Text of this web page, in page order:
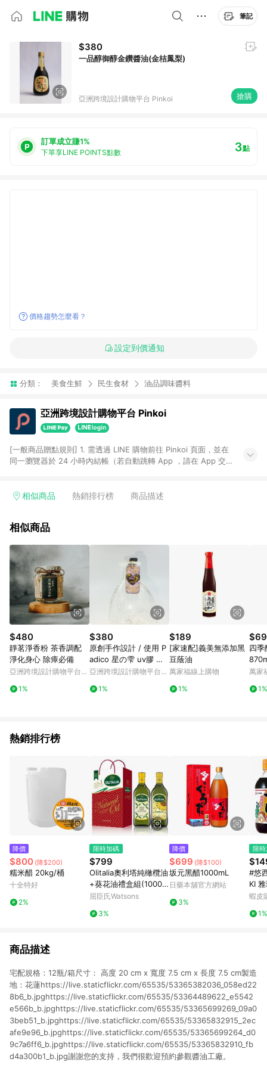
筆記
$380
一品醇御醇金鑽醬油(金桔鳳梨)
亞洲跨境設計購物平台 Pinkoi 搶購
訂單成立賺1%
下單享LINE POINTS點數 3點
價格趨勢怎麼看？
設定到價通知
分類： 美食生鮮 民生食材 油品調味醬料
亞洲跨境設計購物平台 Pinkoi
[一般商品贈點規則] 1. 需透過 LINE 購物前往 Pinkoi 頁面，並在
同一瀏覽器於 24 小時內結帳（若自動跳轉 App ，請在 App 交
回饋訂單不得享有 Pinkoi 站方優惠，例如首購優惠，P coins，
行為，不具贈點資格，部分退款不在此限。 6. APP 請更新至
貨後 45 天後發送。 8. 群眾募資商品，禮物卡，開館保證金，補
運費，攤位費等不具贈點資格。 9. LINE 購物站上之商品規格、
顏色、價位、贈品如與 Pinkoi 商品資訊頁及購物車不符，以
Pinkoi 購物商品資訊頁及購物車標示為準。 10. 點數紅包使用規
則請以點數紅包活動說明為準。 11. 若於 LINE 購物前往 Pinkoi
頁面後才首次下載 Pinkoi APP 並完成訂單，不符合導購資格；承
上，首次下載 Pinkoi APP 後，需透過 LINE 購物前往 Pinkoi 頁
面，方享導購資格。
相似商品 熱銷排行榜 商品描述
相似商品
$480
靜茗淨香粉 茶香調配
淨化身心 除瘴必備
亞洲跨境設計購物平台
1%
$380
原創手作設計 / 使用 P
adico 星の雫 uv膠 電
腦繡文字拉鍊墜飾
亞洲跨境設計購物平台
1%
$189
[家速配]義美無添加黑
豆蔭油
萬家福線上購物
1%
$69
四季
萬家
1%
熱銷排行榜
降價
$800 (降$200)
糯米醋 20kg/桶
十全特好
2%
限時加碼
$799
Olitalia奧利塔純橄欖油
+葵花油禮盒組(1000m
lx2瓶)
屈臣氏Watsons
3%
降價
$699 (降$100)
坂元黑醋1000mL
日藥本舖官方網站
3%
限
#悠
KI
味醬
蝦皮
1%
商品描述
宅配規格：12瓶/箱尺寸： 高度 20 cm x 寬度 7.5 cm x 長度 7.5 cm製造
地：花蓮https://live.staticflickr.com/65535/53365382036_058ed22
8b6_b.jpghttps://live.staticflickr.com/65535/53364489622_e5542
e566b_b.jpghttps://live.staticflickr.com/65535/53365699269_09a0
3beb51_b.jpghttps://live.staticflickr.com/65535/53365832915_2ec
afe9e96_b.jpghttps://live.staticflickr.com/65535/53365699264_d0
9c7a6ff6_b.jpghttps://live.staticflickr.com/65535/53365832910_fb
d4a300b1_b.jpg謝謝您的支持，我們很歡迎預約參觀醬油工廠。